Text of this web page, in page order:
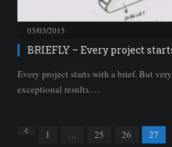
03/03/2015
BRIEFLY – Every project
Every project starts with a brief. But
exceptional results.…
Previous
1 … 25 26 27